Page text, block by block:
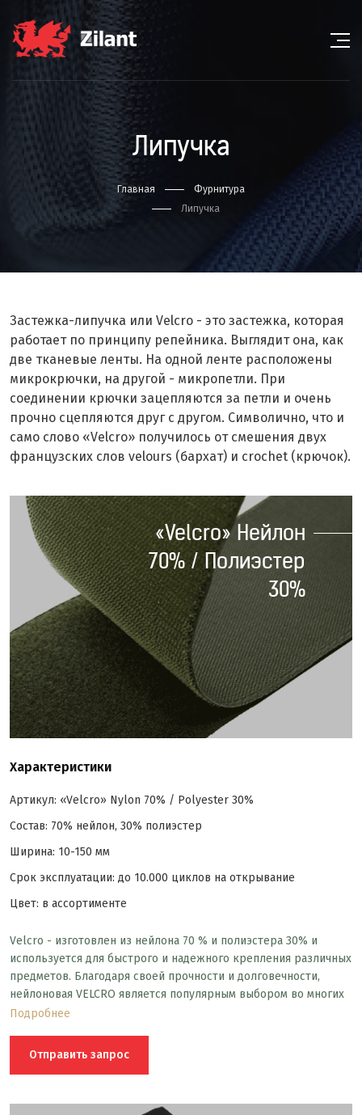
Липучка
Главная
Фурнитура
Липучка
Застежка-липучка или Velcro - это застежка, которая
работает по принципу репейника. Выглядит она, как
две тканевые ленты. На одной ленте расположены
микрокрючки, на другой - микропетли. При
соединении крючки зацепляются за петли и очень
прочно сцепляются друг с другом. Символично, что и
само слово «Velcro» получилось от смешения двух
французских слов velours (бархат) и crochet (крючок).
«Velcro» Нейлон
70% / Полиэстер
30%
Характеристики
Артикул: «Velcro» Nylon 70% / Polyester 30%
Состав: 70% нейлон, 30% полиэстер
Ширина: 10-150 мм
Срок эксплуатации: до 10.000 циклов на открывание
Цвет: в ассортименте
Velcro - изготовлен из нейлона 70 % и полиэстера 30% и
используется для быстрого и надежного крепления различных
предметов. Благодаря своей прочности и долговечности,
нейлоновая VELCRO является популярным выбором во многих
отраслях, включая текстильную, медицинскую и
Подробнее
Отправить запрос